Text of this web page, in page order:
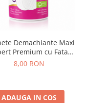
Demachiante Maxi
Premium cu Fata
100% Bumbac Luxia
8,00 RON
ADAUGA IN COS